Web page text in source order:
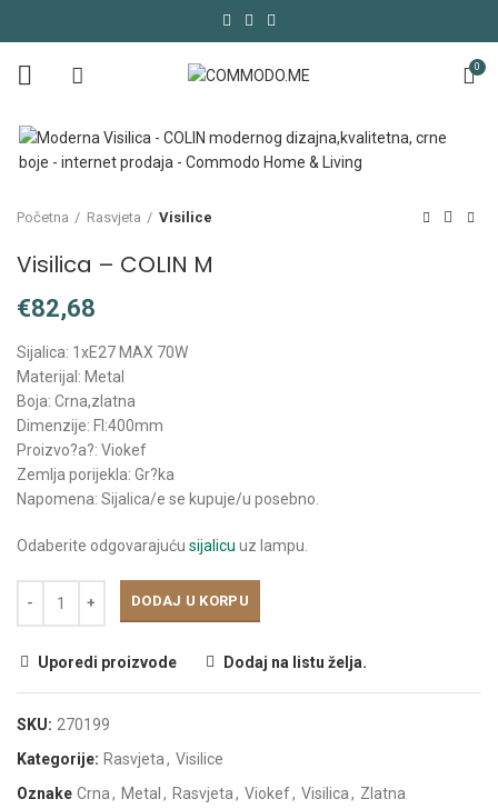
0
Početna Rasvjeta Visilice
Visilica – COLIN M
€
Sijalica: 1xE27 MAX 70W
Materijal: Metal
Boja: Crna,zlatna
Dimenzije: FI:400mm
Proizvo?a?: Viokef
Zemlja porijekla: Gr?ka
Napomena: Sijalica/e se kupuje/u posebno.
Odaberite odgovarajuću sijalicu uz lampu.
DODAJ U KORPU
Uporedi proizvode Dodaj na listu želja.
SKU: 270199
Kategorije: Rasvjeta, Visilice
Oznake Crna, Metal , Rasvjeta, Viokef, Visilica, Zlatna